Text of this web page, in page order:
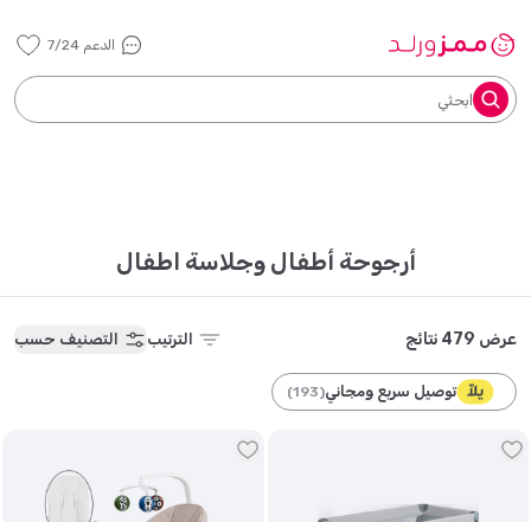
الدعم 7/24
ابحثي
أرجوحة أطفال وجلاسة اطفال
عرض 479 نتائج الترتيب التصنيف حسب
توصيل سريع ومجاني(
193
)